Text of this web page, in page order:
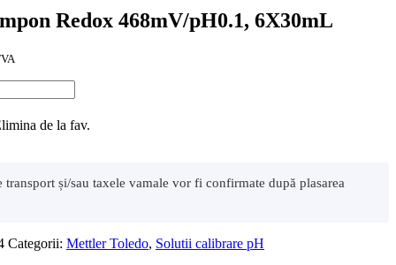
Redox 468mV/pH0.1, 6X30mL
de la fav.
transport și/sau taxele vamale vor fi confirmate după plasarea
Categorii: Mettler Toledo, Solutii calibrare pH